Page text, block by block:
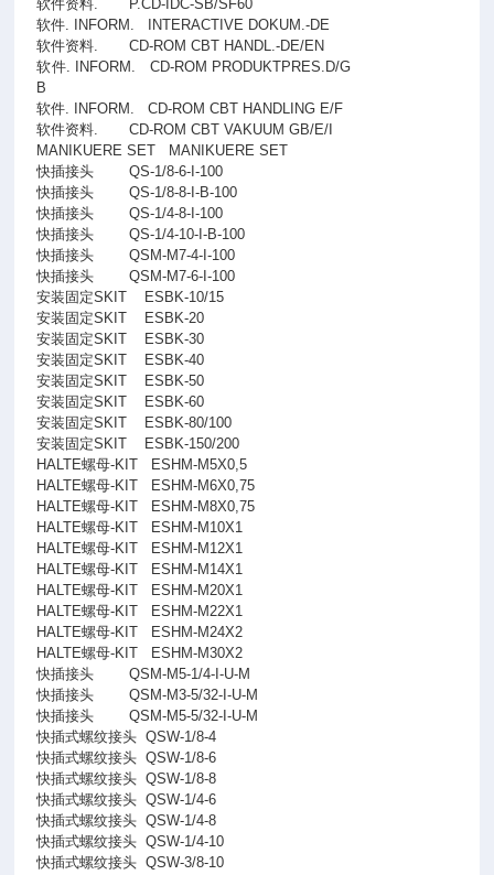
软件资料.
P.CD-IDC-SB/SF60
软件. INFORM.
INTERACTIVE DOKUM.-DE
软件资料.
CD-ROM CBT HANDL.-DE/EN
软件. INFORM.
CD-ROM PRODUKTPRES.D/G
B
软件. INFORM.
CD-ROM CBT HANDLING E/F
软件资料.
CD-ROM CBT VAKUUM GB/E/I
MANIKUERE SET
MANIKUERE SET
快插接头
QS-1/8-6-I-100
快插接头
QS-1/8-8-I-B-100
快插接头
QS-1/4-8-I-100
快插接头
QS-1/4-10-I-B-100
快插接头
QSM-M7-4-I-100
快插接头
QSM-M7-6-I-100
安装固定SKIT
ESBK-10/15
安装固定SKIT
ESBK-20
安装固定SKIT
ESBK-30
安装固定SKIT
ESBK-40
安装固定SKIT
ESBK-50
安装固定SKIT
ESBK-60
安装固定SKIT
ESBK-80/100
安装固定SKIT
ESBK-150/200
HALTE螺母-KIT
ESHM-M5X0,5
HALTE螺母-KIT
ESHM-M6X0,75
HALTE螺母-KIT
ESHM-M8X0,75
HALTE螺母-KIT
ESHM-M10X1
HALTE螺母-KIT
ESHM-M12X1
HALTE螺母-KIT
ESHM-M14X1
HALTE螺母-KIT
ESHM-M20X1
HALTE螺母-KIT
ESHM-M22X1
HALTE螺母-KIT
ESHM-M24X2
HALTE螺母-KIT
ESHM-M30X2
快插接头
QSM-M5-1/4-I-U-M
快插接头
QSM-M3-5/32-I-U-M
快插接头
QSM-M5-5/32-I-U-M
快插式螺纹接头 QSW-1/8-4
快插式螺纹接头 QSW-1/8-6
快插式螺纹接头 QSW-1/8-8
快插式螺纹接头 QSW-1/4-6
快插式螺纹接头 QSW-1/4-8
快插式螺纹接头 QSW-1/4-10
快插式螺纹接头 QSW-3/8-10